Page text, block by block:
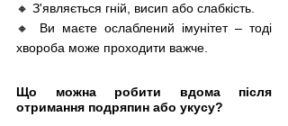
🔸 З'являється гній, висип або слабкість.
🔸 Ви маєте ослаблений імунітет – тоді
хвороба може проходити важче.
Що можна робити вдома після
отримання подряпин або укусу?